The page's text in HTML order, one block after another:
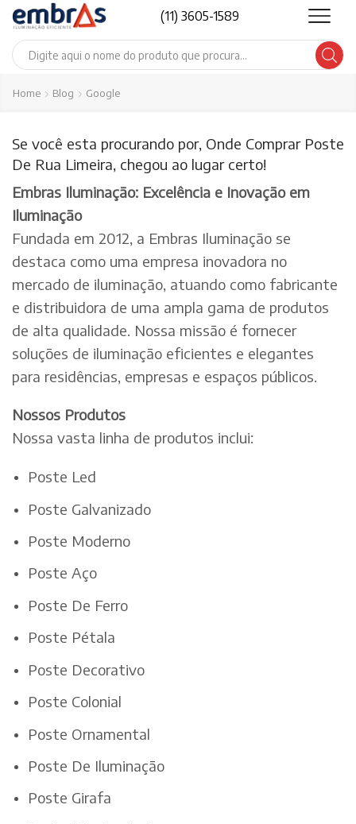
(11) 3605-1589
Search
Home Blog Google
Se você esta procurando por, Onde Comprar Poste
De Rua Limeira, chegou ao lugar certo!
Embras Iluminação: Excelência e Inovação em
Iluminação
Fundada em 2012, a Embras Iluminação se
destaca como uma empresa inovadora no
mercado de iluminação, atuando como fabricante
e distribuidora de uma ampla gama de produtos
de alta qualidade. Nossa missão é fornecer
soluções de iluminação eficientes e elegantes
para residências, empresas e espaços públicos.
Nossos Produtos
Nossa vasta linha de produtos inclui:
Poste Led
Poste Galvanizado
Poste Moderno
Poste Aço
Poste De Ferro
Poste Pétala
Poste Decorativo
Poste Colonial
Poste Ornamental
Poste De Iluminação
Poste Girafa